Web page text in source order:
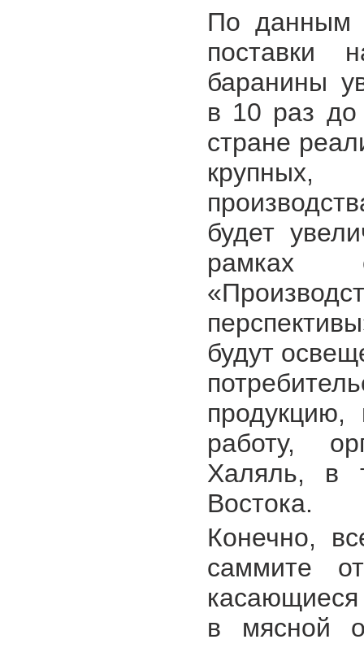
По данным
поставки
баранины
в 10 раз до
стране
будет
рамках
будут
продукцию,
работу,
Халяль, в
Востока.
Конечно,
саммите
касающиеся
в мясной